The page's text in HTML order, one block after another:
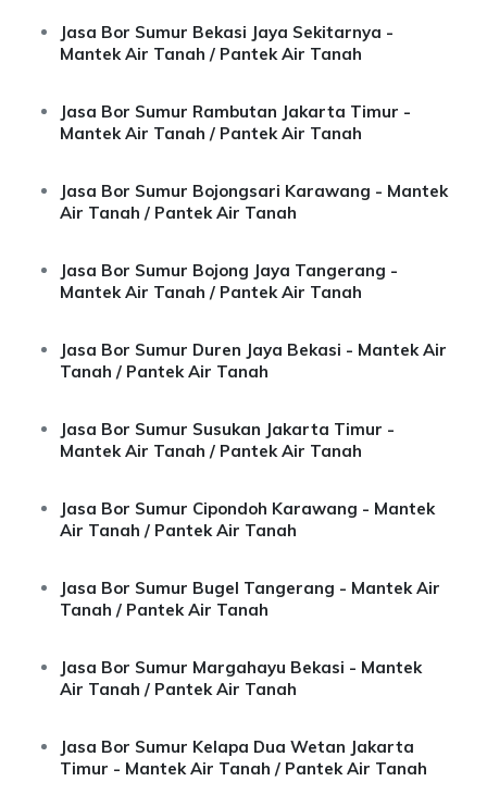
Jasa Bor Sumur Bekasi Jaya Sekitarnya -
Mantek Air Tanah / Pantek Air Tanah
Jasa Bor Sumur Rambutan Jakarta Timur -
Mantek Air Tanah / Pantek Air Tanah
Jasa Bor Sumur Bojongsari Karawang - Mantek
Air Tanah / Pantek Air Tanah
Jasa Bor Sumur Bojong Jaya Tangerang -
Mantek Air Tanah / Pantek Air Tanah
Jasa Bor Sumur Duren Jaya Bekasi - Mantek Air
Tanah / Pantek Air Tanah
Jasa Bor Sumur Susukan Jakarta Timur -
Mantek Air Tanah / Pantek Air Tanah
Jasa Bor Sumur Cipondoh Karawang - Mantek
Air Tanah / Pantek Air Tanah
Jasa Bor Sumur Bugel Tangerang - Mantek Air
Tanah / Pantek Air Tanah
Jasa Bor Sumur Margahayu Bekasi - Mantek
Air Tanah / Pantek Air Tanah
Jasa Bor Sumur Kelapa Dua Wetan Jakarta
Timur - Mantek Air Tanah / Pantek Air Tanah